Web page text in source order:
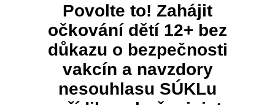
Povolte to! Zahájit
očkování dětí 12+ bez
důkazu o bezpečnosti
vakcín a navzdory
nesouhlasu SÚKLu